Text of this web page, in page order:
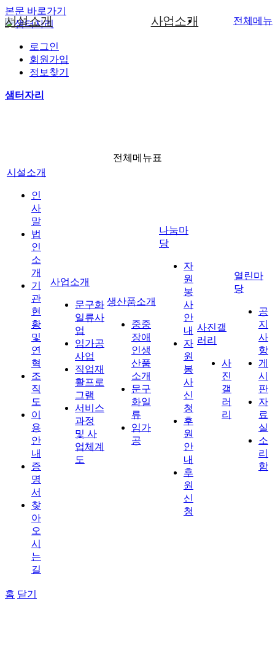
본문 바로가기
로그인
회원가입
정보찾기
샘터자리
시설소개
인사말
법인소개
기관 현황 및 연혁
사업소개 전체메뉴
전체메뉴표
시설소개
인
사
말
법
인
소
개
기
관
현
황
및
연
혁
조
직
도
이
용
안
내
증
명
서
찾
아
오
시
는
길
사업소개
문구화
일류사
업
임가공
사업
직업재
활프로
그램
서비스
과정
및 사
업체계
도
생산품소개
중중
장애
인생
산품
소개
문구
화일
류
임가
공
나눔마
당
자
원
봉
사
안
내
자
원
봉
사
신
청
후
원
안
내
후
원
신
청
사진갤
러리
사
진
갤
러
리
열린마
당
공
지
사
항
게
시
판
자
료
실
소
리
함
홈 닫기